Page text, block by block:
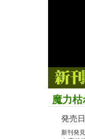
魔力
発売
新刊発